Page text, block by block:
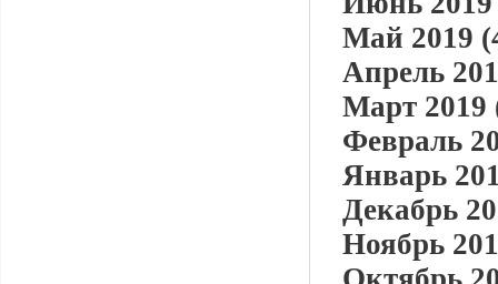
Май 2019
Апрель
Март 2019
Февраль
Январь
Декабрь
Ноябрь